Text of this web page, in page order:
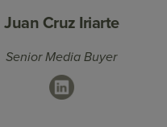
Juan Cruz Iriarte
Senior Media Buyer
LinkedIn